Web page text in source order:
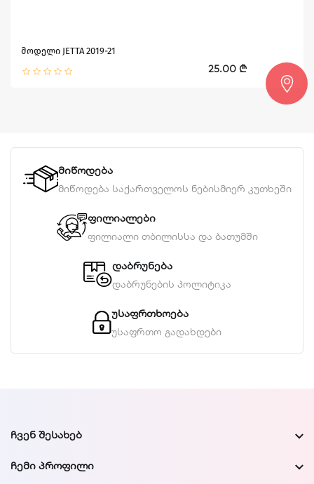
მოდელი JETTA 2019-21
25.00 ₾
მიწოდება
მიწოდება საქართველოს ნებისმიერ კუთხეში
ფილიალები
ფილიალი თბილისსა და ბათუმში
დაბრუნება
დაბრუნების პოლიტიკა
უსაფრთხოება
უსაფრთო გადახდები
ᲩᲕᲔᲜ ᲨᲔᲡᲐᲮᲔᲑ
ᲩᲔᲛᲘ ᲞᲠᲝᲤᲘᲚᲘ